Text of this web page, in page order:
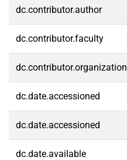
dc.contributor.author
dc.contributor.faculty
dc.contributor.organization
dc.date.accessioned
dc.date.accessioned
dc.date.available